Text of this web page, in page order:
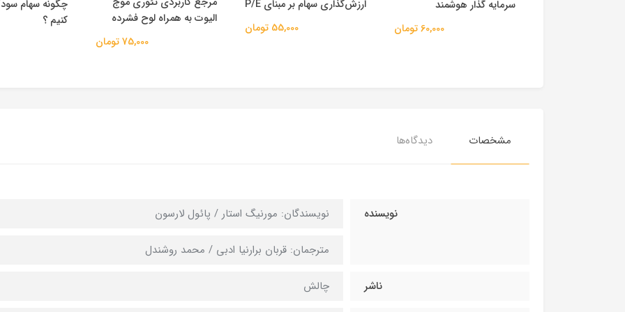
سرمایه گذار هوشمند
60,000 تومان
ارزش‌گذاری سهام بر مبنای P/E
55,000 تومان
الیوت به همراه لوح فشرده
75,000 تومان
چگونه سهام
کنیم ؟
مشخصات دیدگاه‌ها
نویسنده نویسندگان: مورنیگ استار / پائول لارسون
مترجمان: قربان برارنیا ادبی / محمد روشندل
ناشر چالش